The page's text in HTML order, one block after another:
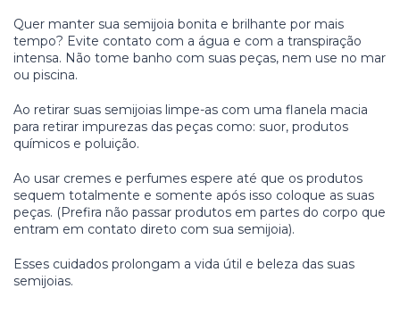
Quer manter sua semijoia bonita e brilhante por mais
tempo? Evite contato com a água e com a transpiração
intensa. Não tome banho com suas peças, nem use no mar
ou piscina.
Ao retirar suas semijoias limpe-as com uma flanela macia
para retirar impurezas das peças como: suor, produtos
químicos e poluição.
Ao usar cremes e perfumes espere até que os produtos
sequem totalmente e somente após isso coloque as suas
peças. (Prefira não passar produtos em partes do corpo que
entram em contato direto com sua semijoia).
Esses cuidados prolongam a vida útil e beleza das suas
semijoias.